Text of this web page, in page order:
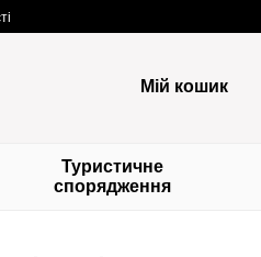
Мій кошик
Туристичне
спорядження